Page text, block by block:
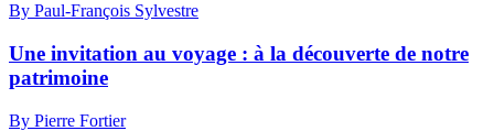
By Paul-François Sylvestre
Une invitation au voyage : à la découverte de notre
patrimoine
By Pierre Fortier